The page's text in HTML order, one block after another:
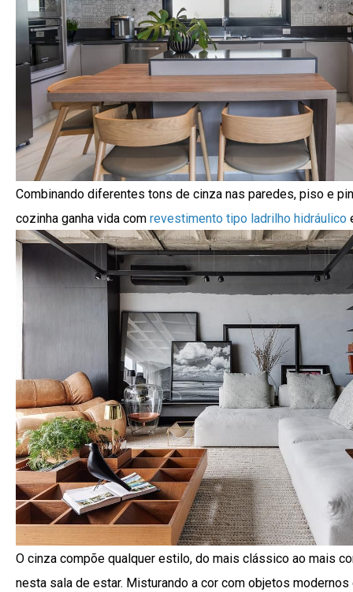
Combinando diferentes tons de cinza nas paredes, piso e
cozinha ganha vida com revestimento tipo ladrilho hidráulico
O cinza compõe qualquer estilo, do mais clássico ao mais
nesta sala de estar. Misturando a cor com objetos